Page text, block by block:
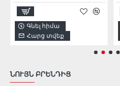
Գնել հիմա
Հարց տվեք
ՆՈՒՅՆ ԲՐԵՆԴԻՑ